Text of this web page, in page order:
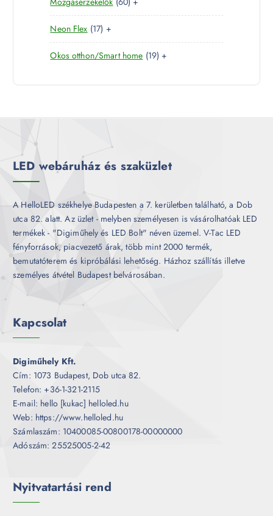
é
k
r
m
k
e
m
0
e
r
é
Neon Flex 171
7
t
r
+
Okos otthon/Smart home 191
t
+
LED webáruház és szaküzlet
A HelloLED székhelye Budapesten a 7. kerületben található, a Dob
utca 82. alatt. Az üzlet - melyben személyesen is vásárolhatóak LED
termékek - "Digiműhely és LED Bolt" néven üzemel. V-Tac LED
fényforrások, piacvezető árak, több mint 2000 termék,
bemutatóterem és kipróbálási lehetőség. Házhoz szállítás illetve
személyes átvétel Budapest belvárosában.
Kapcsolat
Digiműhely Kft.
Cím: 1073 Budapest, Dob utca 82.
Telefon: +36-1-321-2115
E-mail: hello [kukac] helloled.hu
Web: https://www.helloled.hu
Számlaszám: 10400085-00800178-00000000
Adószám: 25525005-2-42
Nyitvatartási rend